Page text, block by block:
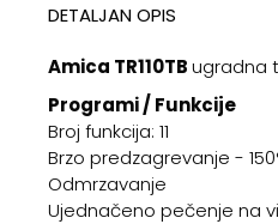
DETALJAN OPIS
Amica TR110TBugradna
Programi / Funkcije
Broj funkcija: 11
Brzo predzagrevanje -
Odmrzavanje
Ujednačeno pečenje na